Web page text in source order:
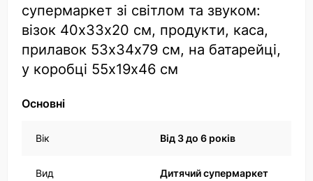
супермаркет зі світлом та звуком:
візок 40х33х20 см, продукти, каса,
прилавок 53х34х79 см, на батарейці,
у коробці 55х19х46 см
Основні
Вік Від 3 до 6 років
Вид Дитячий супермаркет